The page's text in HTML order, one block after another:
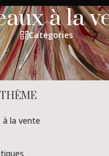
à la
Categories
à la vente